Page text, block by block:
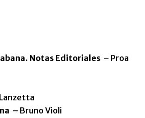
Notas Editoriales – Proa
– Bruno Violi